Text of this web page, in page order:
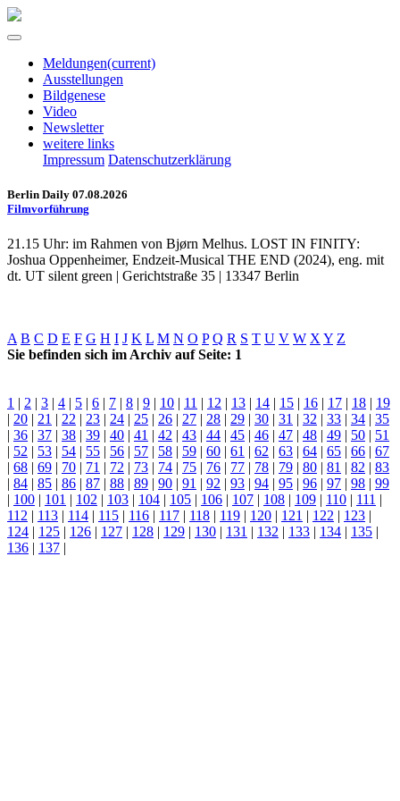
Meldungen(current)
Ausstellungen
Bildgenese
Video
Newsletter
weitere links
Impressum Datenschutzerklärung
Berlin Daily 07.08.2026
Filmvorführung
21.15 Uhr: im Rahmen von Bjørn Melhus. LOST IN FINITY:
Joshua Oppenheimer, Endzeit-Musical THE END (2024), eng. mit
dt. UT silent green | Gerichtstraße 35 | 13347 Berlin
A B C D E F G H I J K L M N O P Q R S T U V W X Y Z
Sie befinden sich im Archiv auf Seite: 1
1 | 2 | 3 | 4 | 5 | 6 | 7 | 8 | 9 | 10 | 11 | 12 | 13 | 14 | 15 | 16 | 17 | 18 | 19
| 20 | 21 | 22 | 23 | 24 | 25 | 26 | 27 | 28 | 29 | 30 | 31 | 32 | 33 | 34 | 35
| 36 | 37 | 38 | 39 | 40 | 41 | 42 | 43 | 44 | 45 | 46 | 47 | 48 | 49 | 50 | 51
| 52 | 53 | 54 | 55 | 56 | 57 | 58 | 59 | 60 | 61 | 62 | 63 | 64 | 65 | 66 | 67
| 68 | 69 | 70 | 71 | 72 | 73 | 74 | 75 | 76 | 77 | 78 | 79 | 80 | 81 | 82 | 83
| 84 | 85 | 86 | 87 | 88 | 89 | 90 | 91 | 92 | 93 | 94 | 95 | 96 | 97 | 98 | 99
| 100 | 101 | 102 | 103 | 104 | 105 | 106 | 107 | 108 | 109 | 110 | 111 |
112 | 113 | 114 | 115 | 116 | 117 | 118 | 119 | 120 | 121 | 122 | 123 |
124 | 125 | 126 | 127 | 128 | 129 | 130 | 131 | 132 | 133 | 134 | 135 |
136 | 137 |